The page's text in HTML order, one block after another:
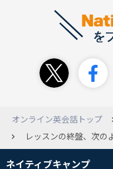
オンライン英会話トップ
レッスンの終盤、次のように言われました。 ”since we are done with our lesson for today, do you have any questions and clarification regarding our lesson for today. ” この場合の”since”と
ネイティブキャンプ